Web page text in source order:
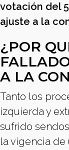
votación del
ajuste a la
¿POR
A LA
Tanto los
izquierda y
sufrido
la vigencia de